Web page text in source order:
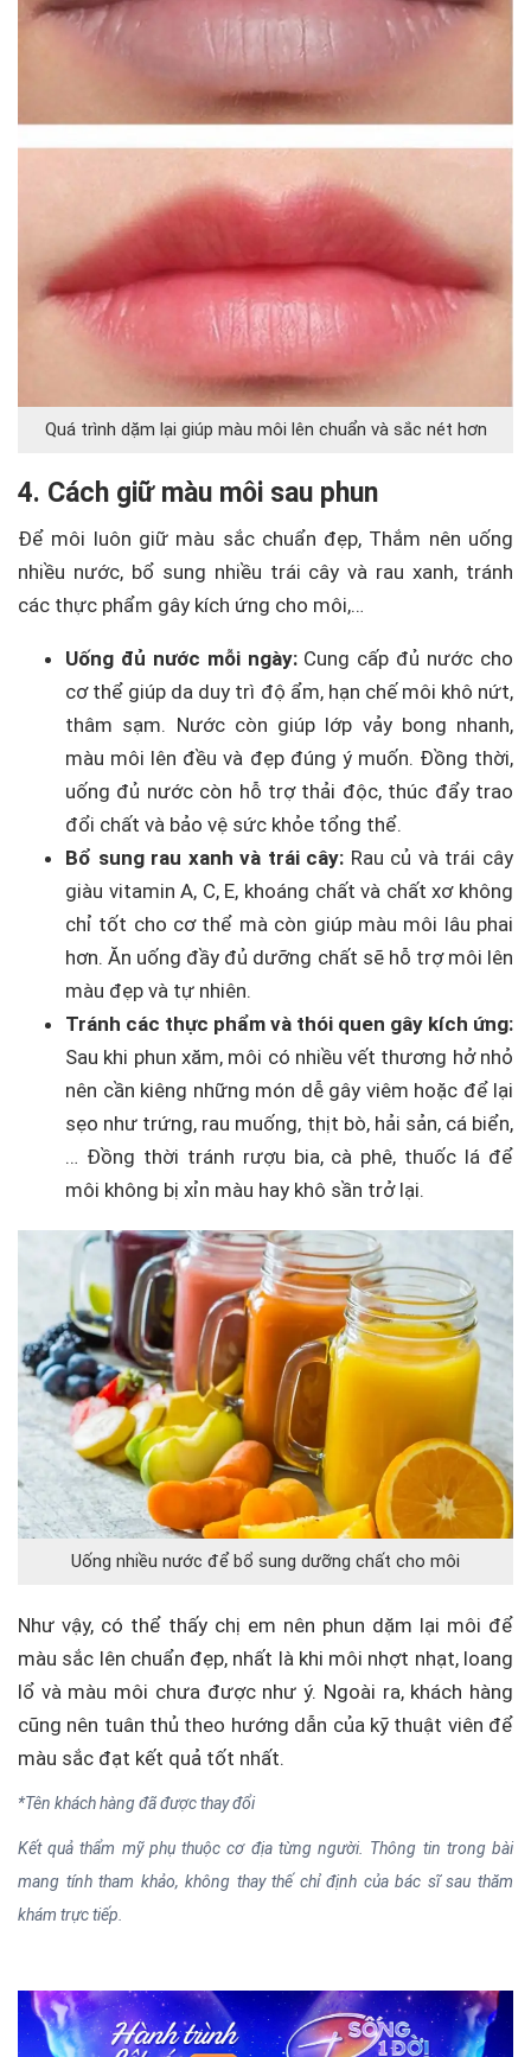
Quá trình dặm lại giúp màu môi lên chuẩn và sắc nét hơn
4. Cách giữ màu môi sau phun
Để môi luôn giữ màu sắc chuẩn đẹp, Thắm nên uống
nhiều nước, bổ sung nhiều trái cây và rau xanh, tránh
các thực phẩm gây kích ứng cho môi,…
Uống đủ nước mỗi ngày:Cung cấp đủ nước cho
cơ thể giúp da duy trì độ ẩm, hạn chế môi khô nứt,
thâm sạm. Nước còn giúp lớp vảy bong nhanh,
màu môi lên đều và đẹp đúng ý muốn. Đồng thời,
uống đủ nước còn hỗ trợ thải độc, thúc đẩy trao
đổi chất và bảo vệ sức khỏe tổng thể.
Bổ sung rau xanh và trái cây: Rau củ và trái cây
giàu vitamin A, C, E, khoáng chất và chất xơ không
chỉ tốt cho cơ thể mà còn giúp màu môi lâu phai
hơn. Ăn uống đầy đủ dưỡng chất sẽ hỗ trợ môi lên
màu đẹp và tự nhiên.
Tránh các thực phẩm và thói quen gây kích ứng:
Sau khi phun xăm, môi có nhiều vết thương hở nhỏ
nên cần kiêng những món dễ gây viêm hoặc để lại
sẹo như trứng, rau muống, thịt bò, hải sản, cá biển,
… Đồng thời tránh rượu bia, cà phê, thuốc lá để
môi không bị xỉn màu hay khô sần trở lại.
Uống nhiều nước để bổ sung dưỡng chất cho môi
Như vậy, có thể thấy chị em nên phun dặm lại môi để
màu sắc lên chuẩn đẹp, nhất là khi môi nhợt nhạt, loang
lổ và màu môi chưa được như ý. Ngoài ra, khách hàng
cũng nên tuân thủ theo hướng dẫn của kỹ thuật viên để
màu sắc đạt kết quả tốt nhất.
*Tên khách hàng đã được thay đổi
Kết quả thẩm mỹ phụ thuộc cơ địa từng người. Thông tin trong bài
mang tính tham khảo, không thay thế chỉ định của bác sĩ sau thăm
khám trực tiếp.